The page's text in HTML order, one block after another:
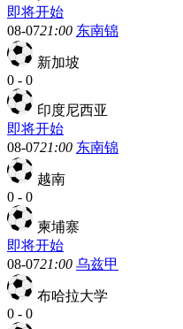
即将开始
08-0721:00 东南锦
新加坡
0 - 0
印度尼西亚
即将开始
08-0721:00 东南锦
越南
0 - 0
柬埔寨
即将开始
08-0721:00 乌兹甲
布哈拉大学
0 - 0